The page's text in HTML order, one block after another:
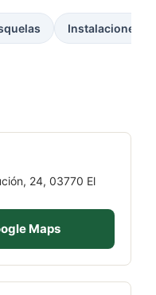
Instalaciones
24, 03770 El
Maps